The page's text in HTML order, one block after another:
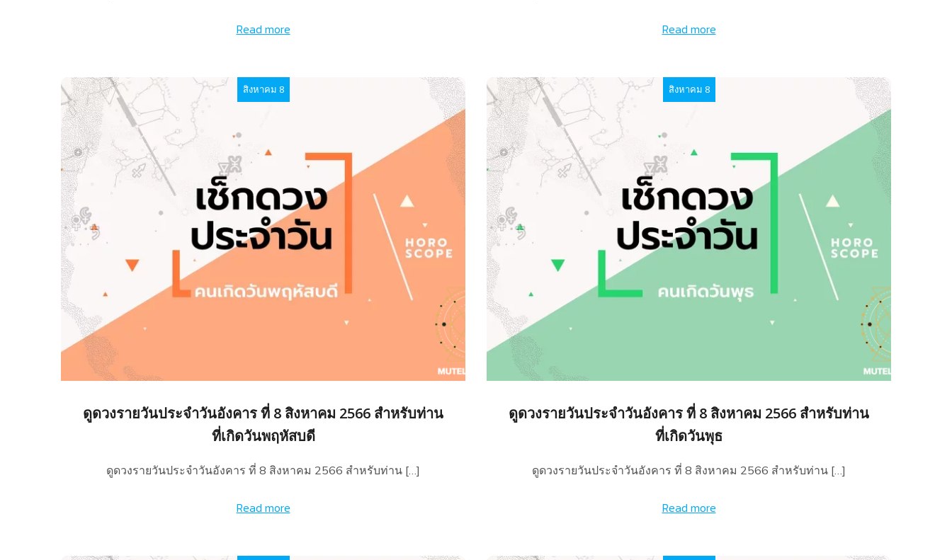
Read more Read more
สิงหาคม 8
ดูดวงรายวันประจำวันอังคาร ที่ 8 สิงหาคม 2566 สำหรับท่าน
ที่เกิดวันพฤหัสบดี
ดูดวงรายวันประจำวันอังคาร ที่ 8 สิงหาคม 2566 สำหรับท่าน […]
Read more
สิงหาคม 8
ดูดวงรายวันประจำวันอังคาร ที่ 8 สิงหาคม 2566 สำหรับท่าน
ที่เกิดวันพุธ
ดูดวงรายวันประจำวันอังคาร ที่ 8 สิงหาคม 2566 สำหรับท่าน […]
Read more